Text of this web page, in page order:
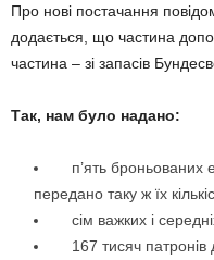
Про нові постачання
додається, що частина
частина – зі запасів
Так, нам було надано:
п’ять броньованих
передано таку ж їх
сім важких і
167 тисяч патронів